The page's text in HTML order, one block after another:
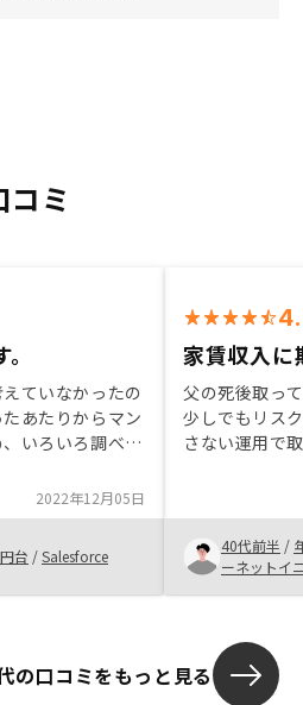
コミ
ていなかったの
あたりからマン
いろいろ調べて
資については投
りましたし、不
イメージはあり
物件が見つか
2022年12月05日
台 /Salesforce
家賃収入に
父の死後取っ
少しでもリス
さない運用で
えて行動しな
ーの説明を受
理をお任せで
ので最悪他の
る事 この辺
にしました。
の見本は欲し
40代前半 /
ーネットイ
の口コミをもっと見る